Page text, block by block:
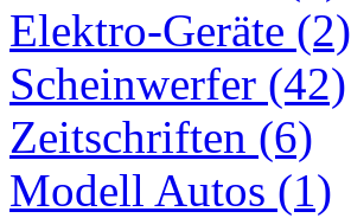
Elektro-Geräte (2)
Scheinwerfer (42)
Zeitschriften (6)
Modell Autos (1)